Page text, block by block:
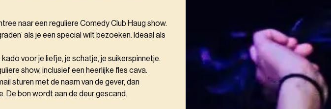
naar een reguliere Comedy Club Haug show.
als je een special wilt bezoeken. Ideaal als
voor je liefje, je schatje, je suikerspinnetje.
show, inclusief een heerlijke fles cava.
sturen met de naam van de gever, dan
De bon wordt aan de deur gescand.